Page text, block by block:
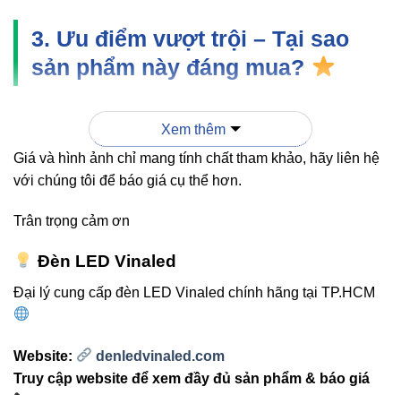
3. Ưu điểm vượt trội – Tại sao
sản phẩm này đáng mua?
Ánh sáng hướng chính xác– Nhờ góc chiếu 24°,
ánh sáng tập trung vào đúng khu vực đọc mà không
làm ảnh hưởng người bên cạnh.
Thiết kế tối giản – sang trọng
mềm, không gây mỏi mắt.
Siêu tiết kiệm điện– Chỉ 3W nhưng đủ sáng vì
4. So sánh nhanh: Đèn V1RDM-3
Xem thêm
Giá và hình ảnh chỉ mang tính chất tham khảo, hãy liên hệ
với chúng tôi để báo giá cụ thể hơn.
Trân trọng cảm ơn
Đèn LED Vinaled
Đại lý cung cấp đèn LED Vinaled chính hãng tại TP.HCM
Website:
denledvinaled.com
Truy cập website để xem đầy đủ sản phẩm & báo giá